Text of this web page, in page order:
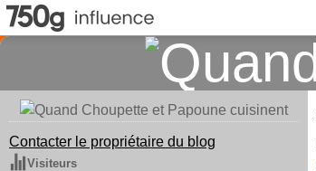
Contacter le propriétaire du blog
Visiteurs